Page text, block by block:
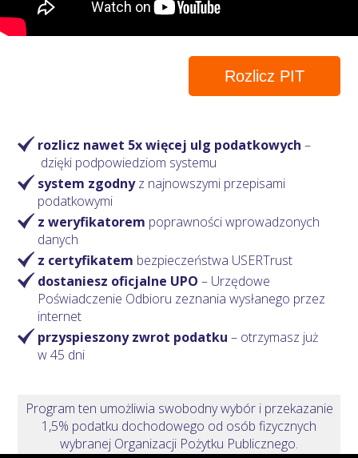
Rozlicz PIT
rozlicz nawet 5x więcej ulg podatkowych–
dzięki podpowiedziom systemu
system zgodnyz najnowszymi przepisami
podatkowymi
z weryfikatorem poprawności wprowadzonych
danych
z certyfikatem bezpieczeństwa USERTrust
dostaniesz oficjalne UPO – Urzędowe
Poświadczenie Odbioru zeznania wysłanego przez
internet
przyspieszony zwrot podatku – otrzymasz już
w 45 dni
Program ten umożliwia swobodny wybór i przekazanie
1,5% podatku dochodowego od osób fizycznych
wybranej Organizacji Pożytku Publicznego.